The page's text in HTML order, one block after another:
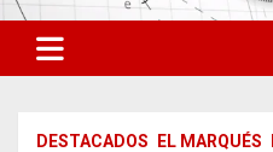
DESTACADOS EL MARQUÉS